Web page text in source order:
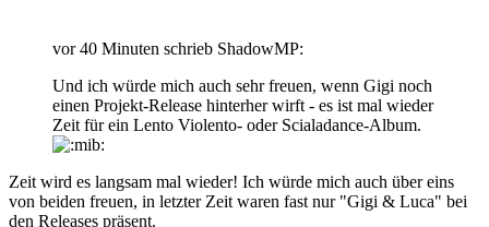
vor 40 Minuten schrieb ShadowMP:
Und ich würde mich auch sehr freuen, wenn Gigi noch
einen Projekt-Release hinterher wirft - es ist mal wieder
Zeit für ein Lento Violento- oder Scialadance-Album.
Zeit wird es langsam mal wieder! Ich würde mich auch über eins
von beiden freuen, in letzter Zeit waren fast nur "Gigi & Luca" bei
den Releases präsent.